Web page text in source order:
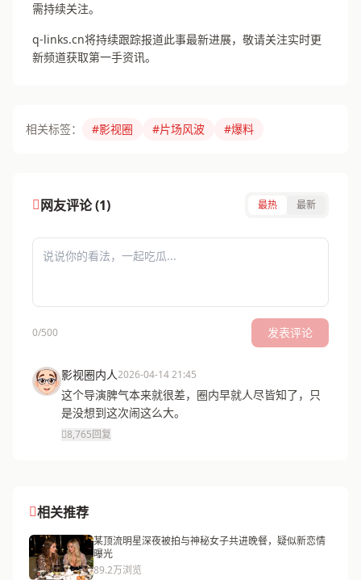
需持续关注。
q-links.cn将持续跟踪报道此事最新进展，敬请关注实时更
新频道获取第一手资讯。
相关标签： #影视圈 #片场风波 #爆料
网友评论 (1) 最热 最新
0/500 发表评论
影视圈内人2026-04-14 21:45
这个导演脾气本来就很差，圈内早就人尽皆知了，只
是没想到这次闹这么大。
8,765回复
相关推荐
某顶流明星深夜被拍与神秘女子共进晚餐，疑似新恋情
曝光
89.2万浏览